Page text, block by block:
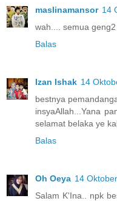
maslinamansor 14
wah.... semua geng2
Balas
Izan Ishak 14
bestnya
insyaAllah...Yana
selamat belaka ye
Balas
Oh Oeya 14
Salam K'Ina.. npk